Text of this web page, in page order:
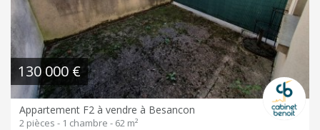
130 000 €
Appartement F2 à vendre à Besancon
2 pièces - 1 chambre - 62 m²